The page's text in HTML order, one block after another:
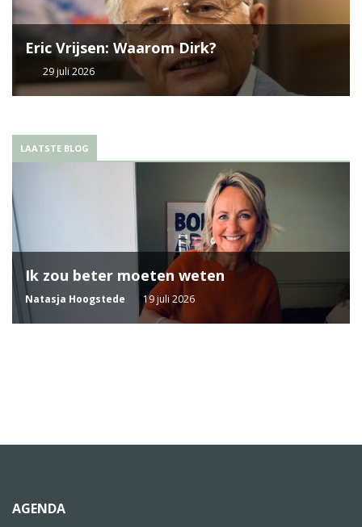
Eric Vrijsen: Waarom Dirk?
29 juli 2026
LAATSTE BLOG
Ik zou beter moeten weten
Natasja Hoogstede 19 juli 2026
AGENDA